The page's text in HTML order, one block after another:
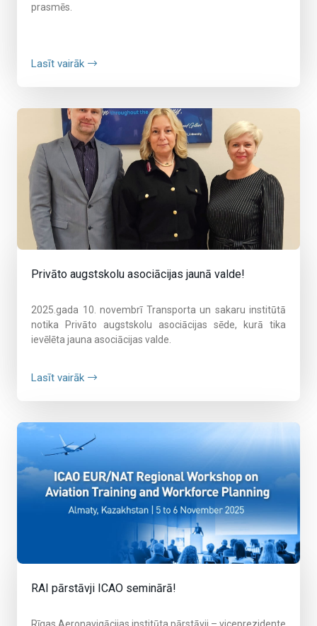
prasmēs.
Lasīt vairāk
Privāto augstskolu asociācijas jaunā valde!
2025.gada 10. novembrī Transporta un sakaru institūtā
notika Privāto augstskolu asociācijas sēde, kurā tika
ievēlēta jauna asociācijas valde.
Lasīt vairāk
RAI pārstāvji ICAO seminārā!